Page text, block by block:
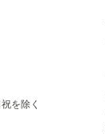
を除く